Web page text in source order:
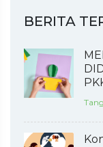
BERITA